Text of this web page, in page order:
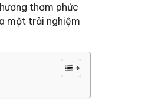
thơm phức
một trải nghiệm